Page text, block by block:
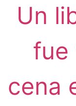
Un
fue
cena